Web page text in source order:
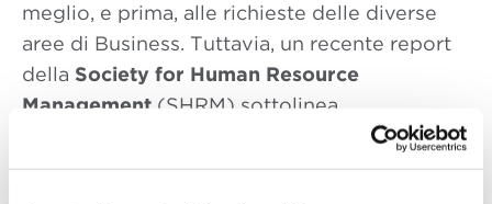
meglio, e prima, alle richieste delle diverse
aree di Business. Tuttavia, un recente report
della Society for Human Resource
Management (SHRM) sottolinea
che caratterizza l’area HR: il
78% delle imprese che hanno partecipato allo